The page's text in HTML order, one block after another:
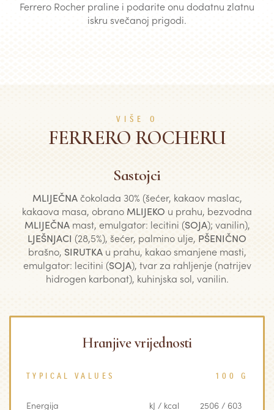
Ferrero Rocher praline i podarite onu dodatnu zlatnu
iskru svečanoj prigodi.
VIŠE O
FERRERO ROCHERU
Sastojci
MLIJEČNAčokolada 30% (šećer, kakaov maslac,
kakaova masa, obrano MLIJEKO u prahu, bezvodna
MLIJEČNAmast, emulgator: lecitini (SOJA); vanilin),
LJEŠNJACI (28,5%), šećer, palmino ulje, PŠENIČNO
brašno, SIRUTKAu prahu, kakao smanjene masti,
emulgator: lecitini (SOJA), tvar za rahljenje (natrijev
hidrogen karbonat), kuhinjska sol, vanilin.
Hranjive vrijednosti
TYPICAL VALUES 100 G
Energija kJ / kcal 2506 / 603